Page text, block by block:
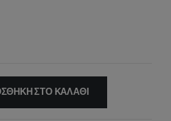
ΣΤΟ ΚΑΛΆΘΙ